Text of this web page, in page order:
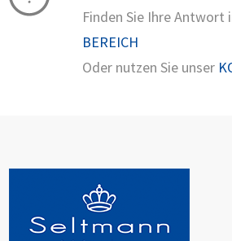
Finden Sie Ihre Antwort
BEREICH
Oder nutzen Sie unser